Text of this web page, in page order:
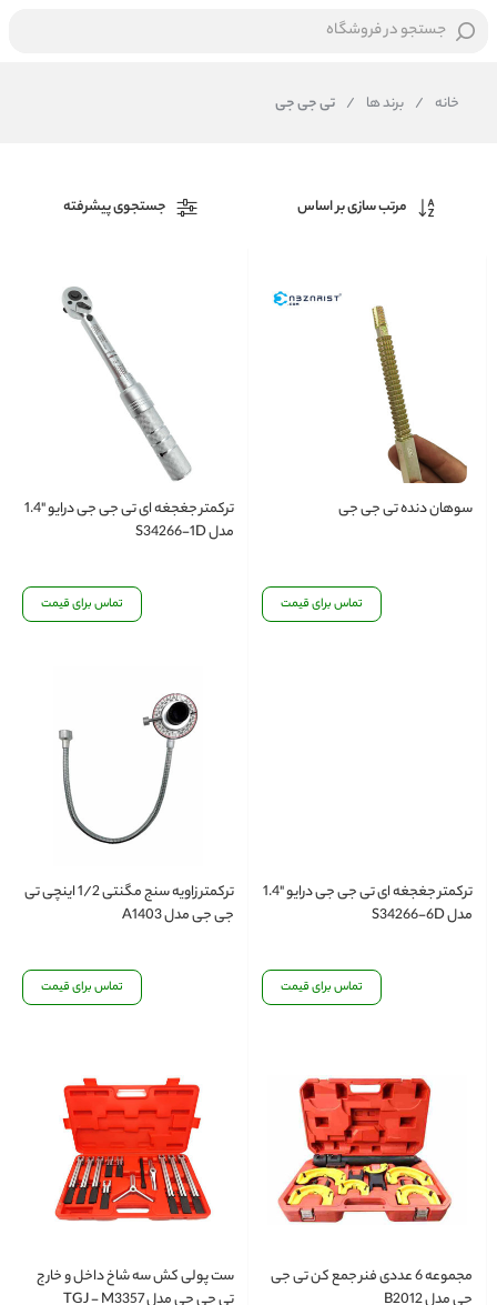
جستجو در فروشگاه
خانه / برند ها / تی جی جی
مرتب سازی بر اساس جستجوی پیشرفته
سوهان دنده تی جی جی
تماس برای قیمت
ترکمتر جغجغه ای تی جی جی درایو "1.4
مدل S34266-1D
تماس برای قیمت
ترکمتر جغجغه ای تی جی جی درایو "1.4
مدل S34266-6D
تماس برای قیمت
ترکمتر زاویه سنج مگنتی 1/2 اینچی تی
جی جی مدل A1403
تماس برای قیمت
مجموعه 6 عددی فنر جمع کن تی جی
جی مدل B2012
ست پولی کش سه شاخ داخل و خارج
تی جی جی مدل TGJ - M3357